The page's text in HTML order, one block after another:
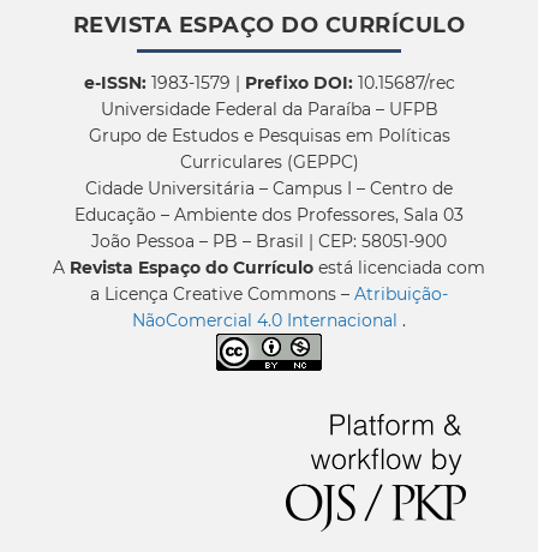
REVISTA ESPAÇO DO CURRÍCULO
e-ISSN:1983-1579 | Prefixo DOI:10.15687/rec
Universidade Federal da Paraíba – UFPB
Grupo de Estudos e Pesquisas em Políticas
Curriculares (GEPPC)
Cidade Universitária – Campus I – Centro de
Educação – Ambiente dos Professores, Sala 03
João Pessoa – PB – Brasil | CEP: 58051-900
A Revista Espaço do Currículo está licenciada com
a Licença Creative Commons – Atribuição-
NãoComercial 4.0 Internacional .